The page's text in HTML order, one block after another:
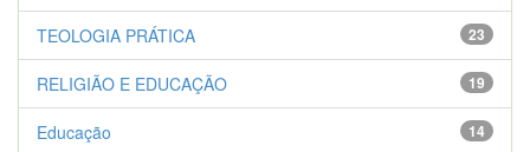
23
TEOLOGIA PRÁTICA
19
RELIGIÃO E EDUCAÇÃO
14
Educação